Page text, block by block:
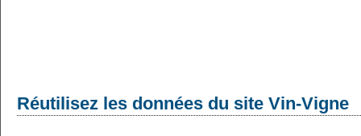
Réutilisez les données du site Vin-Vigne